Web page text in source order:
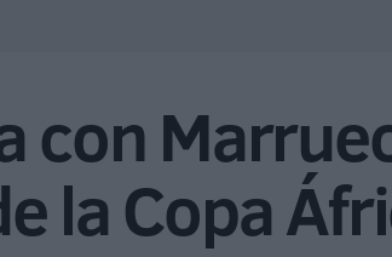
con
la Copa